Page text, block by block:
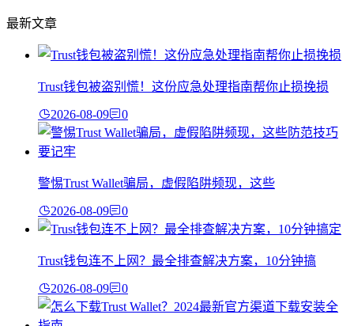
最新文章
Trust钱包被盗别慌！这份应急处理指南帮你止损挽损
2026-08-09 0
警惕Trust Wallet骗局，虚假陷阱频现，这些
2026-08-09 0
Trust钱包连不上网？最全排查解决方案，10分钟搞
2026-08-09 0